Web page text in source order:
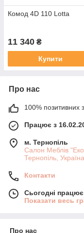
Комод 4D 110 Lotta
11 340 ₴
Купити
Про нас
100% позитивних з
Працює з
м. Тернопіль
Салон Меблів
Тернопіль, Україна
Контакти
Сьогодні
Показати весь
Про нас